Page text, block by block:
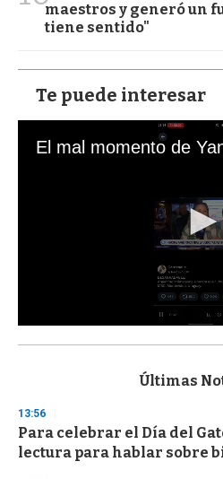
maestros y generó un
tiene sentido"
Te puede interesar
s
d
s
o
f
Últimas
13:56
Para celebrar el Día del
lectura para hablar sobre